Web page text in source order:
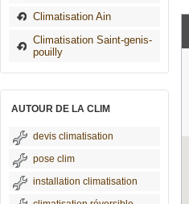
Climatisation Ain
Climatisation Saint-genis-
pouilly
AUTOUR DE LA CLIM
devis climatisation
pose clim
installation climatisation